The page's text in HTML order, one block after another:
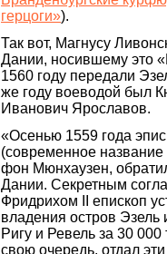
герцоги»).
Так вот, Магнусу
Дании, носившему это
1560 году передали
же году воеводой был
Иванович Ярославов.
«Осенью 1559 года
(современное
фон Мюнхаузен,
Дании. Секретным
Фридрихом II епископ
владения остров
Ригу и Ревель за 30
свою очередь, отдал